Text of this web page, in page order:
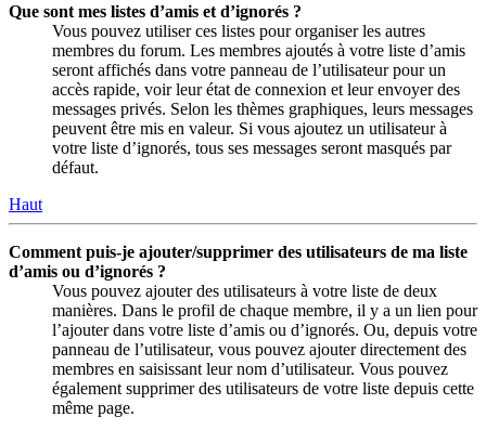
Que sont mes listes d’amis et d’ignorés ?
Vous pouvez utiliser ces listes pour organiser les autres
membres du forum. Les membres ajoutés à votre liste d’amis
seront affichés dans votre panneau de l’utilisateur pour un
accès rapide, voir leur état de connexion et leur envoyer des
messages privés. Selon les thèmes graphiques, leurs messages
peuvent être mis en valeur. Si vous ajoutez un utilisateur à
votre liste d’ignorés, tous ses messages seront masqués par
défaut.
Haut
Comment puis-je ajouter/supprimer des utilisateurs de ma liste
d’amis ou d’ignorés ?
Vous pouvez ajouter des utilisateurs à votre liste de deux
manières. Dans le profil de chaque membre, il y a un lien pour
l’ajouter dans votre liste d’amis ou d’ignorés. Ou, depuis votre
panneau de l’utilisateur, vous pouvez ajouter directement des
membres en saisissant leur nom d’utilisateur. Vous pouvez
également supprimer des utilisateurs de votre liste depuis cette
même page.